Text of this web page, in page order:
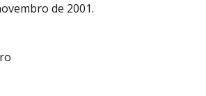
de 2001.